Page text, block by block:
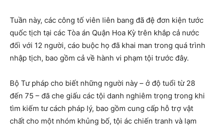
Tuần này, các công tố viên liên bang đã đệ đơn kiện tước
quốc tịch tại các Tòa án Quận Hoa Kỳ trên khắp cả nước
đối với 12 người, cáo buộc họ đã khai man trong quá trình
nhập tịch, bao gồm cả về hành vi phạm tội trước đây.
Bộ Tư pháp cho biết những người này – ở độ tuổi từ 28
đến 75 – đã che giấu các tội danh nghiêm trọng trong khi
tìm kiếm tư cách pháp lý, bao gồm cung cấp hỗ trợ vật
chất cho một nhóm khủng bố, tội ác chiến tranh và lạm